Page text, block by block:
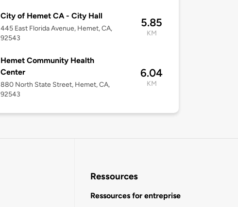
City of Hemet CA - City Hall
445 East Florida Avenue, Hemet, CA,
92543
5.85
KM
Hemet Community Health
Center
880 North State Street, Hemet, CA,
92543
6.04
KM
Ressources
Ressources for entreprise